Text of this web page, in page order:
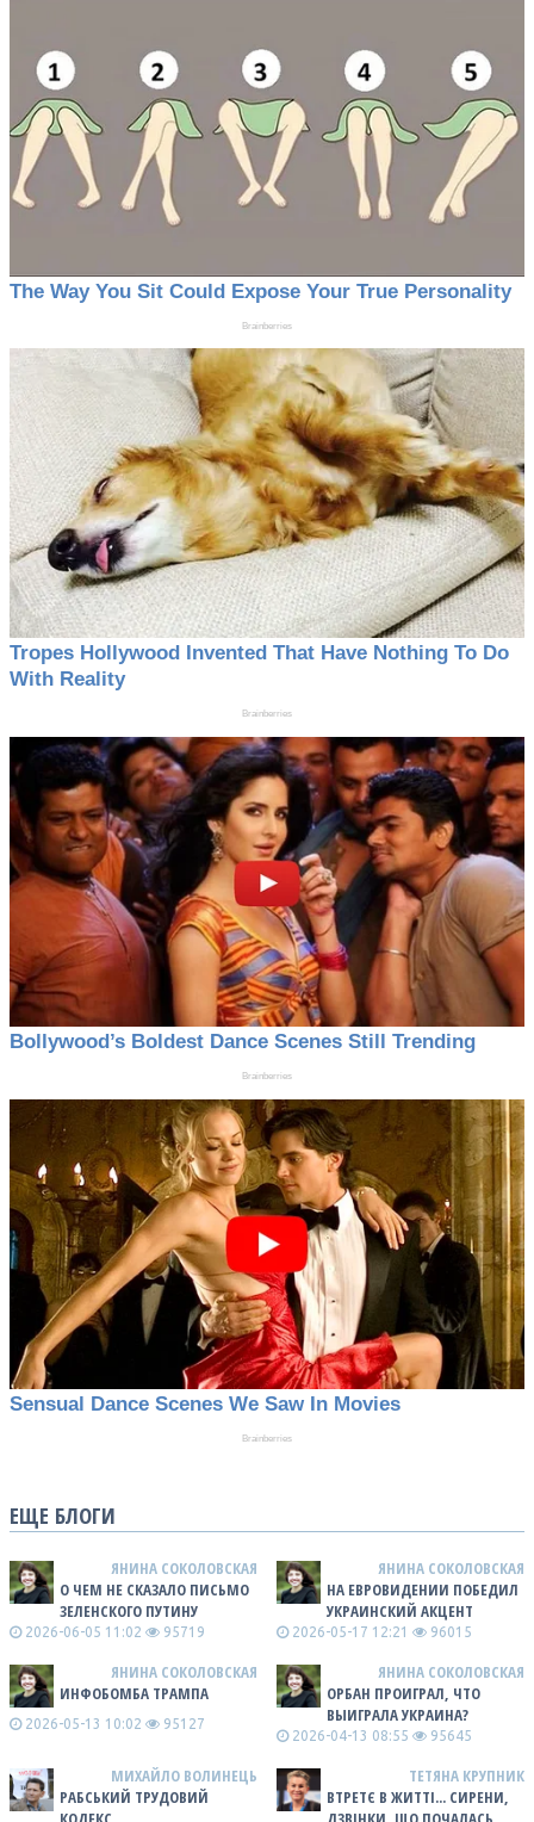
ЕЩЕ БЛОГИ
ЯНИНА СОКОЛОВСКАЯ
О ЧЕМ НЕ СКАЗАЛО ПИСЬМО
ЗЕЛЕНСКОГО ПУТИНУ
2026-06-05 11:02 95719
ЯНИНА СОКОЛОВСКАЯ
НА ЕВРОВИДЕНИИ ПОБЕДИЛ
УКРАИНСКИЙ АКЦЕНТ
2026-05-17 12:21 96015
ЯНИНА СОКОЛОВСКАЯ
ИНФОБОМБА ТРАМПА
2026-05-13 10:02 95127
ЯНИНА СОКОЛОВСКАЯ
ОРБАН ПРОИГРАЛ, ЧТО
ВЫИГРАЛА УКРАИНА?
2026-04-13 08:55 95645
МИХАЙЛО ВОЛИНЕЦЬ
РАБСЬКИЙ ТРУДОВИЙ
ТЕТЯНА КРУПНИК
ВТРЕТЄ В ЖИТТІ... СИРЕНИ,